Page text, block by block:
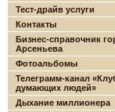
Тест-драйв услуги
Контакты
Бизнес-справочник
Арсеньева
Фотоальбомы
Телеграмм-канал
думающих людей»
Дыхание миллионера